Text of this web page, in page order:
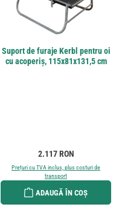
Suport de furaje Kerbl pentru oi
cu acoperiș, 115x81x131,5 cm
Preț obișnuit:
2.117 RON
Prețuri cu TVA inclus, plus costuri de
transport
ADAUGĂ ÎN COȘ